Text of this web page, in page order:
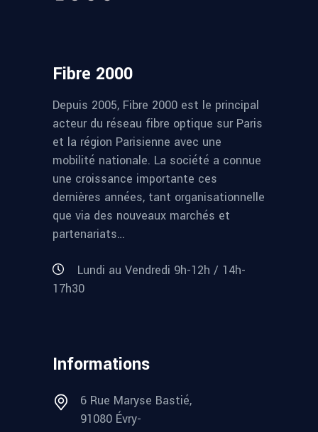
Fibre 2000
Depuis 2005, Fibre 2000 est le principal
acteur du réseau fibre optique sur Paris
et la région Parisienne avec une
mobilité nationale. La société a connue
une croissance importante ces
dernières années, tant organisationnelle
que via des nouveaux marchés et
partenariats…
Lundi au Vendredi 9h-12h / 14h-
17h30
Informations
6 Rue Maryse Bastié,
91080 Évry-